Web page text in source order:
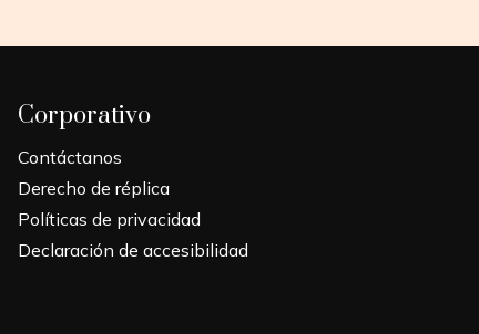
Corporativo
Contáctanos
Derecho de réplica
Políticas de privacidad
Declaración de accesibilidad